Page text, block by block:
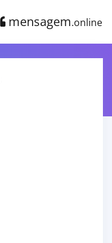
mensagem.online